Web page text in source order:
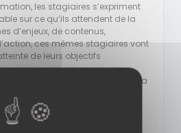
les stagiaires s’expriment
sur ce qu’ils attendent de la
d’enjeux, de contenus,
ces mêmes stagiaires vont
de leurs objectifs
acquis/des apprentissages portera
Le formateur s’assure
connaissances à travers des